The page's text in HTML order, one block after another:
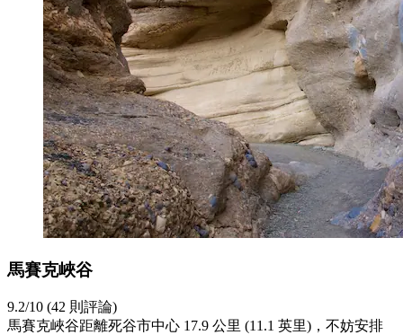
馬賽克峽谷
9.2/10 (42 則評論)
馬賽克峽谷距離死谷市中心 17.9 公里 (11.1 英里)，不妨安排